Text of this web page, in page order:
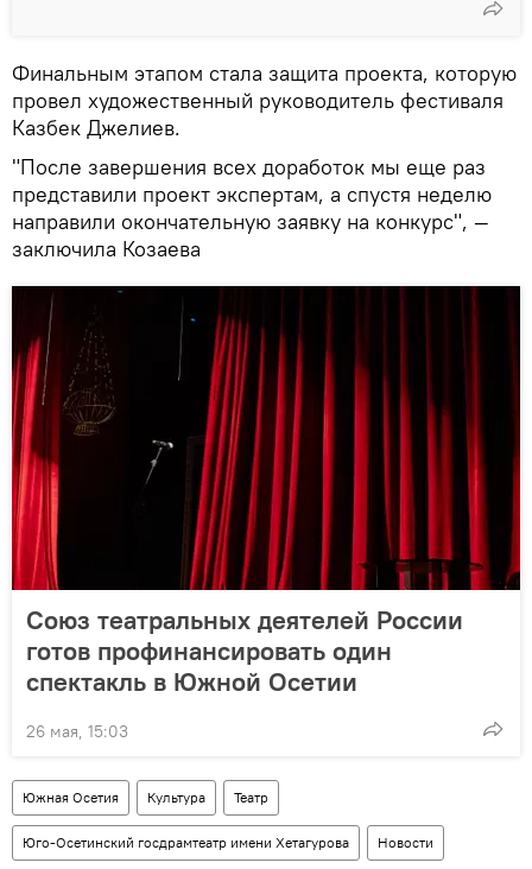
Финальным этапом стала защита проекта, которую
провел художественный руководитель фестиваля
Казбек Джелиев.
"После завершения всех доработок мы еще раз
представили проект экспертам, а спустя неделю
направили окончательную заявку на конкурс", —
заключила Козаева
Союз театральных деятелей России
готов профинансировать один
спектакль в Южной Осетии
26 мая, 15:03
Южная Осетия Культура Театр
Юго-Осетинский госдрамтеатр имени Хетагурова Новости